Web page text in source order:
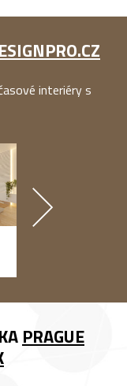
interiéry s
PRAGUE